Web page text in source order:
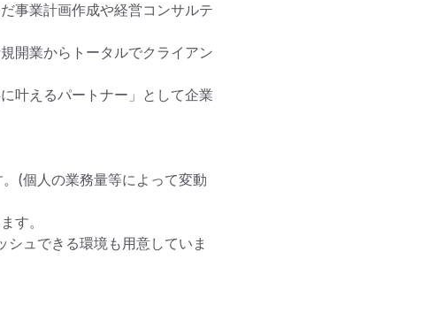
事業計画作成や経営コンサルテ
開業からトータルでクライアン
叶えるパートナー」として企業
(個人の業務量等によって変動
す。
ュできる環境も用意していま